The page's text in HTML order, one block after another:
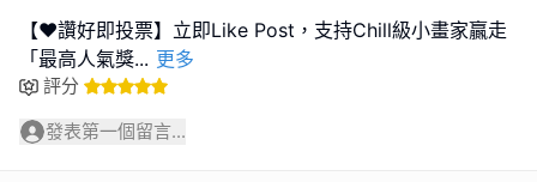
【❤️讚好即投票】立即Like Post，支持Chill級小畫家贏走
「最高人氣獎... 更多
評分
發表第一個留言...